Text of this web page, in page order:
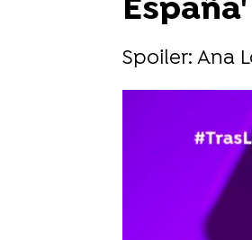
Spoiler: Ana